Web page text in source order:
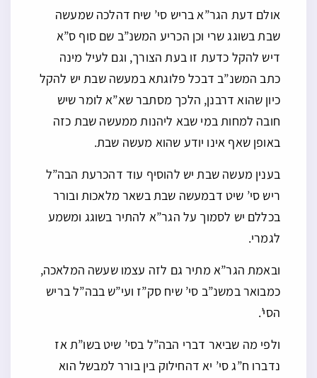
אולם דעת הגר”א בריש סי’ שיח דהלכה שמעשה
שבת בשוגג שרי וכן הכריע המשנ”ב שם סוף ס”א
דיש להקל כדעת זו בעת הצורך, וגם לעיל מינה
כתב המשנ”ב דבכל פלוגתא במעשה שבת יש להקל
כיון שהוא דרבנן, הלכך מסתבר שא”א לומר שיש
חובה למחות במי שבא ליהנות ממעשה שבת כזה
באופן שאף אינו יודע שהוא מעשה שבת.
בענין מעשה שבת יש להוסיף עוד דהכרעת הבה”ל
ריש סי’ שיט דבמעשה שבת בשאר מלאכות ובורר
בכללם יש לסמוך על הגר”א להתיר בשוגג ומשמע
לגמרי.
ובאמת הגר”א מתיר גם לזה עצמו שעשה המלאכה,
כמבואר במשנ”ב סי’ שיח סק”ז ועי”ש בבה”ל בריש
הסי’.
ולפי מה שביאר דברי הבה”ל בסי’ שיט בשו”ת אז
נדברו ח”ג סי’ יא דהחילוק בין בורר למבשל הוא